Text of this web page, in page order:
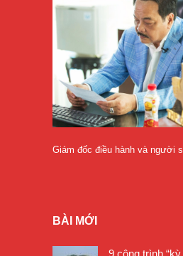
Giám đốc điều hành và người
BÀI MỚI
9 công trình